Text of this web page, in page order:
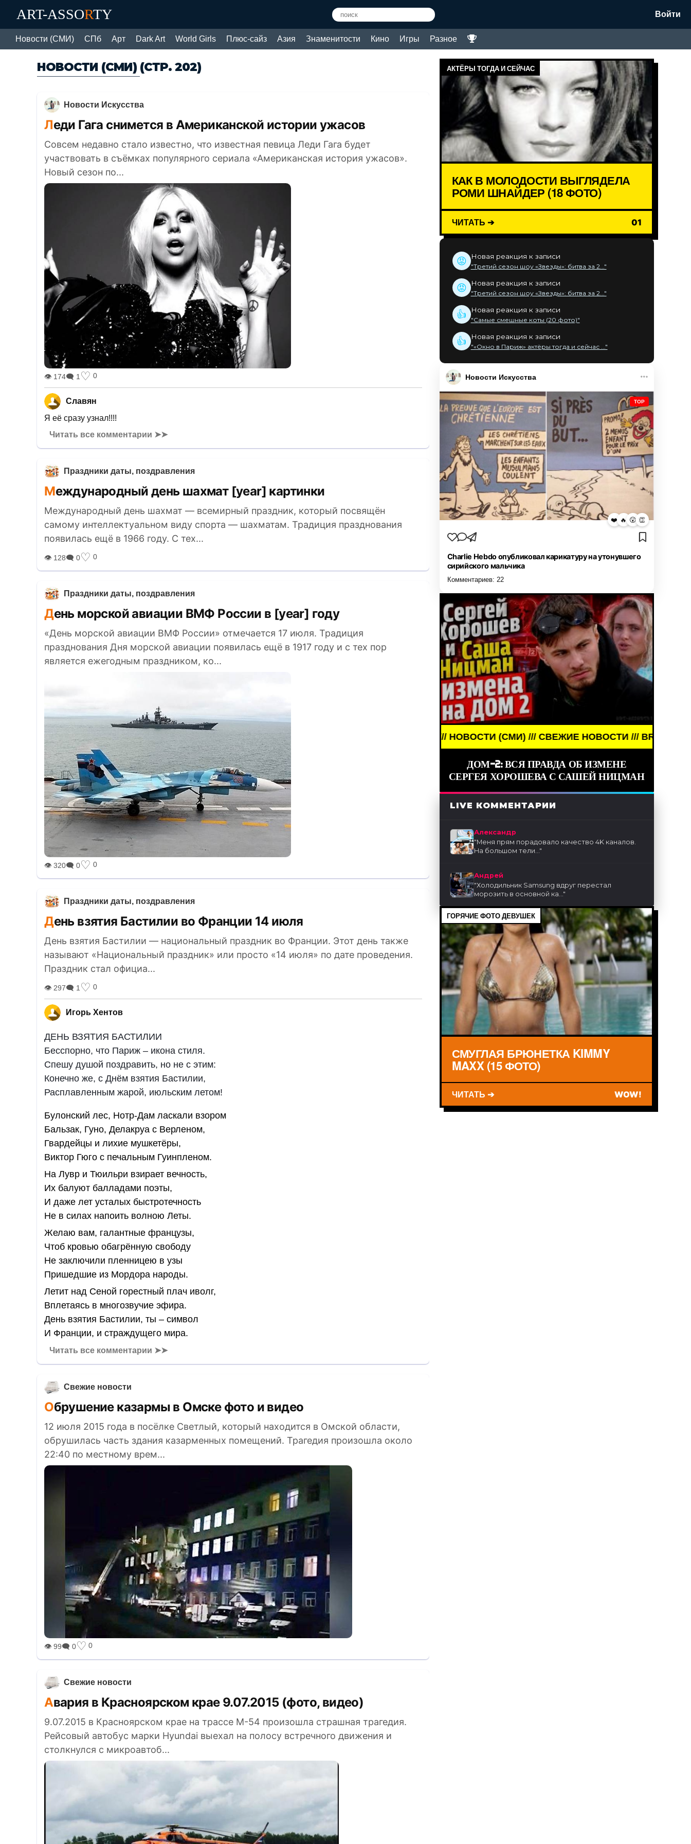
ART-ASSORTY Войти
Новости (СМИ) СПб Арт Dark Art World Girls Плюс-сайз Азия Знаменитости Кино Игры Разное
НОВОСТИ (СМИ) (СТР. 202)
Новости Искусства
Леди Гага снимется в Американской истории ужасов
Совсем недавно стало известно, что известная певица Леди Гага будет
участвовать в съёмках популярного сериала «Американская история ужасов».
Новый сезон по...
👁 174🗨 1 ♡ 0
Славян
Я её сразу узнал!!!!
Читать все комментарии ➤➤
Праздники даты, поздравления
Международный день шахмат [year] картинки
Международный день шахмат — всемирный праздник, который посвящён
самому интеллектуальном виду спорта — шахматам. Традиция празднования
появилась ещё в 1966 году. С тех...
👁 128🗨 0♡ 0
Праздники даты, поздравления
День морской авиации ВМФ России в [year] году
«День морской авиации ВМФ России» отмечается 17 июля. Традиция
празднования Дня морской авиации появилась ещё в 1917 году и с тех пор
является ежегодным праздником, ко...
👁 320🗨 0♡ 0
Праздники даты, поздравления
День взятия Бастилии во Франции 14 июля
День взятия Бастилии — национальный праздник во Франции. Этот день также
называют «Национальный праздник» или просто «14 июля» по дате проведения.
Праздник стал официа...
👁 297🗨 1 ♡ 0
Игорь Хентов
ДЕНЬ ВЗЯТИЯ БАСТИЛИИ
Бесспорно, что Париж – икона стиля.
Спешу душой поздравить, но не с этим:
Конечно же, с Днём взятия Бастилии,
Расплавленным жарой, июльским летом!
Булонский лес, Нотр-Дам ласкали взором
Бальзак, Гуно, Делакруа с Верленом,
Гвардейцы и лихие мушкетёры,
Виктор Гюго с печальным Гуинпленом.
На Лувр и Тюильри взирает вечность,
Их балуют балладами поэты,
И даже лет усталых быстротечность
Не в силах напоить волною Леты.
Желаю вам, галантные французы,
Чтоб кровью обагрённую свободу
Не заключили пленницею в узы
Пришедшие из Мордора народы.
Летит над Сеной горестный плач иволг,
Вплетаясь в многозвучие эфира.
День взятия Бастилии, ты – символ
И Франции, и страждущего мира.
Читать все комментарии ➤➤
Свежие новости
Обрушение казармы в Омске фото и видео
12 июля 2015 года в посёлке Светлый, который находится в Омской области,
обрушилась часть здания казарменных помещений. Трагедия произошла около
22:40 по местному врем...
👁 99🗨 0♡ 0
Свежие новости
Авария в Красноярском крае 9.07.2015 (фото, видео)
9.07.2015 в Красноярском крае на трассе М-54 произошла страшная трагедия.
Рейсовый автобус марки Hyundai выехал на полосу встречного движения и
столкнулся с микроавтоб...
АКТЁРЫ ТОГДА И СЕЙЧАС
КАК В МОЛОДОСТИ ВЫГЛЯДЕЛА
РОМИ ШНАЙДЕР (18 ФОТО)
ЧИТАТЬ ➔ 01
😡 Новая реакция к записи
"Третий сезон шоу «Звезды»: битва за 2..."
😡 Новая реакция к записи
"Третий сезон шоу «Звезды»: битва за 2..."
👍 Новая реакция к записи
"Самые смешные коты (20 фото)"
👍 Новая реакция к записи
"«Окно в Париж» актёры тогда и сейчас ..."
Новости Искусства
TOP
❤️ 🔥 😮 👏
Charlie Hebdo опубликовал карикатуру на утонувшего
сирийского мальчика
Комментариев: 22
BREAKING NEWS /// НОВОСТИ (СМИ) /// СВЕЖИЕ НОВОСТИ /// BREAKING NEWS ///
ДОМ-2: ВСЯ ПРАВДА ОБ ИЗМЕНЕ
СЕРГЕЯ ХОРОШЕВА С САШЕЙ НИЦМАН
LIVE КОММЕНТАРИИ
Александр
"Меня прям порадовало качество 4K каналов.
На большом тели..."
Андрей
"Холодильник Samsung вдруг перестал
морозить в основной ка..."
ГОРЯЧИЕ ФОТО ДЕВУШЕК
СМУГЛАЯ БРЮНЕТКА KIMMY
MAXX (15 ФОТО)
ЧИТАТЬ ➔ WOW!